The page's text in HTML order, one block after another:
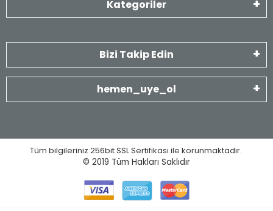
Kategoriler
Bizi Takip Edin
hemen_uye_ol
Tüm bilgileriniz 256bit SSL Sertifikası ile korunmaktadır.
© 2019 Tüm Hakları Saklıdır